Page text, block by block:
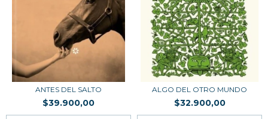
ANTES DEL SALTO
$39.900,00
ALGO DEL OTRO MUNDO
$32.900,00